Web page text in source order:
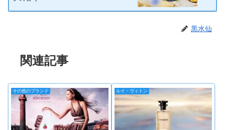
黒水仙
関連記事
その他のブランド ルイ・ヴィトン